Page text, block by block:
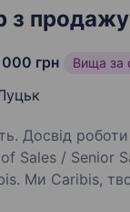
з продажу
грн Вища за
Досвід роботи
Sales / Senior